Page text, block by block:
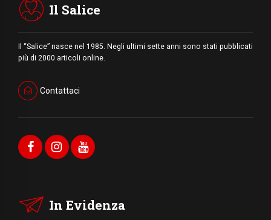
Il Salice
Il “Salice” nasce nel 1985. Negli ultimi sette anni sono stati pubblicati
più di 2000 articoli online.
Contattaci
In Evidenza